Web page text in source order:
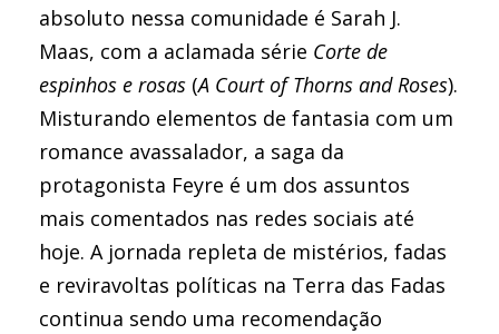
absoluto nessa comunidade é Sarah J.
Maas, com a aclamada série Corte de
espinhos e rosas (A Court of Thorns and Roses).
Misturando elementos de fantasia com um
romance avassalador, a saga da
protagonista Feyre é um dos assuntos
mais comentados nas redes sociais até
hoje. A jornada repleta de mistérios, fadas
e reviravoltas políticas na Terra das Fadas
continua sendo uma recomendação